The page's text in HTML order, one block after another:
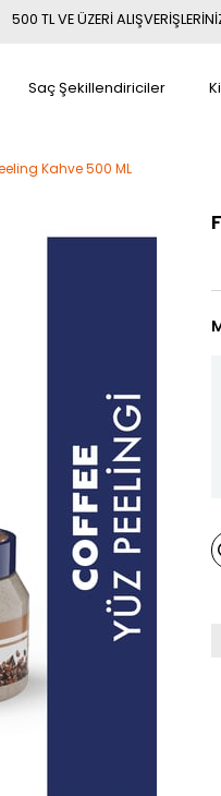
500 TL VE ÜZERİ
Saç Şekillendiriciler
Kahve 500 ML